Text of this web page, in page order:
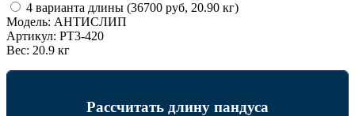
4 варианта длины (36700 руб, 20.90 кг)
Модель: АНТИСЛИП
Артикул: PT3-420
Вес: 20.9 кг
Рассчитать длину пандуса